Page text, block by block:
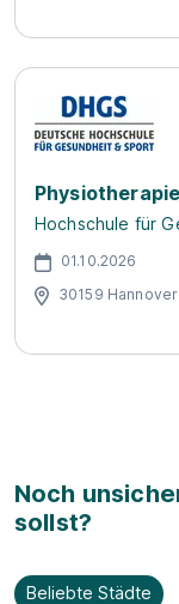
Hochschule für
01.10.2026
30159 Hannover
Noch
sollst?
Beliebte Städte